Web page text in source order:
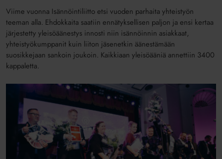
Viime vuonna Isännöintiliitto etsi vuoden parhaita yhteistyön
teeman alla. Ehdokkaita saatiin ennätyksellisen paljon ja ensi kertaa
järjestetty yleisöäänestys innosti niin isännöinnin asiakkaat,
yhteistyökumppanit kuin liiton jäsenetkin äänestämään
suosikkejaan sankoin joukoin. Kaikkiaan yleisöääniä annettiin 3400
kappaletta.